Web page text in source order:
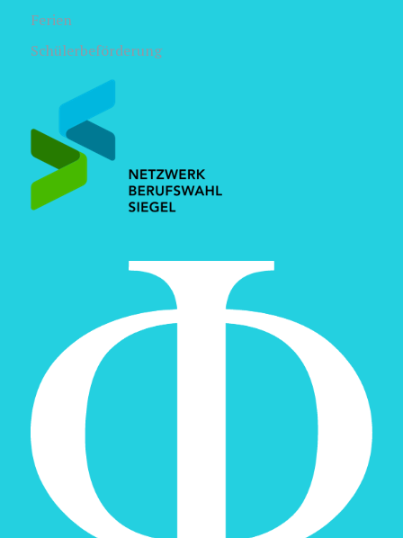
Ferien
Schülerbeförderung